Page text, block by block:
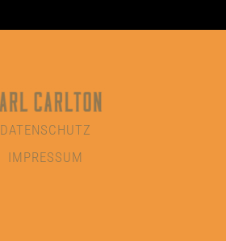
DATENSCHUTZ
IMPRESSUM